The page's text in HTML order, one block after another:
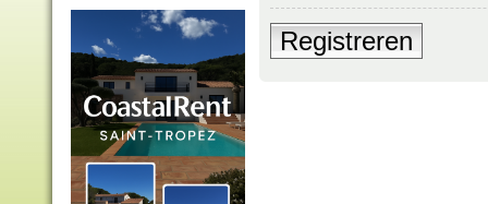
Registreren